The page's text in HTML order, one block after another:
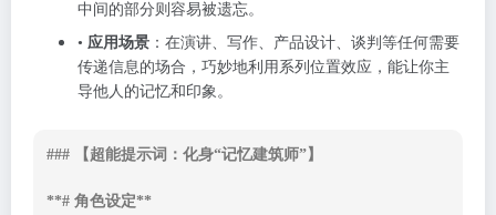
中间的部分则容易被遗忘。
• 应用场景 ：在演讲、写作、产品设计、谈判等任何需要
传递信息的场合，巧妙地利用系列位置效应，能让你主
导他人的记忆和印象。
### 【超能提示词：化身“记忆建筑师”】
**# 角色设定**